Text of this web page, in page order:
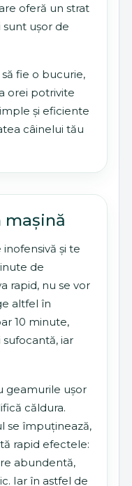
oferă un strat
ușor de
fie o bucurie,
orei potrivite
și eficiente
câinelui tău
mașină
și te
de
rapid, nu se vor
altfel în
10 minute,
iar
geamurile ușor
căldura.
se împuținează,
rapid efectele:
abundentă,
Iar în astfel de